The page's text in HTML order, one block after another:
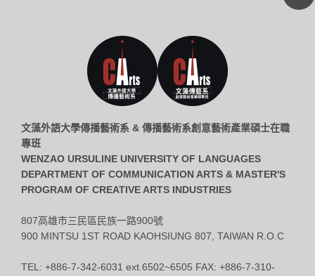
文藻外語大學傳播藝術系 & 傳播藝術系創意藝術產業碩士在職
專班
WENZAO URSULINE UNIVERSITY OF LANGUAGES
DEPARTMENT OF COMMUNICATION ARTS & MASTER'S
PROGRAM OF CREATIVE ARTS INDUSTRIES
807高雄市三民區民族一路900號
900 MINTSU 1ST ROAD KAOHSIUNG 807, TAIWAN R.O.C
TEL: +886-7-342-6031 ext.6502~6505 FAX: +886-7-310-